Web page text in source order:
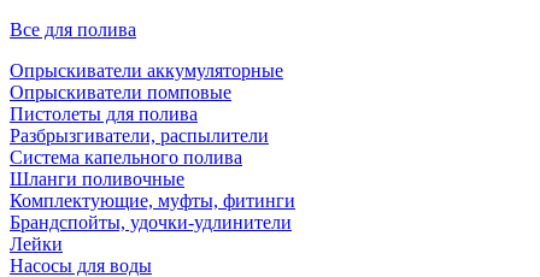
Все для полива
Опрыскиватели аккумуляторные
Опрыскиватели помповые
Пистолеты для полива
Разбрызгиватели, распылители
Система капельного полива
Шланги поливочные
Комплектующие, муфты, фитинги
Брандспойты, удочки-удлинители
Лейки
Насосы для воды